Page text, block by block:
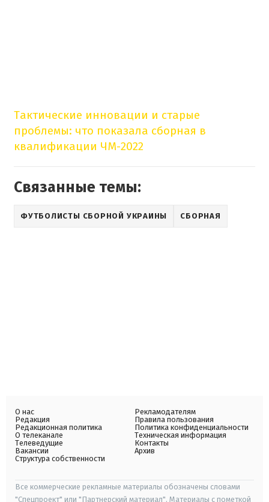
Тактические инновации и старые
проблемы: что показала сборная в
квалификации ЧМ-2022
Связанные темы:
ФУТБОЛИСТЫ СБОРНОЙ УКРАИНЫ СБОРНАЯ
О нас
Редакция
Редакционная политика
О телеканале
Телеведущие
Вакансии
Структура собственности
Рекламодателям
Правила пользования
Политика конфиденциальности
Техническая информация
Контакты
Архив
Все коммерческие рекламные материалы обозначены словами
"Спецпроект" или "Партнерский материал". Материалы с пометкой